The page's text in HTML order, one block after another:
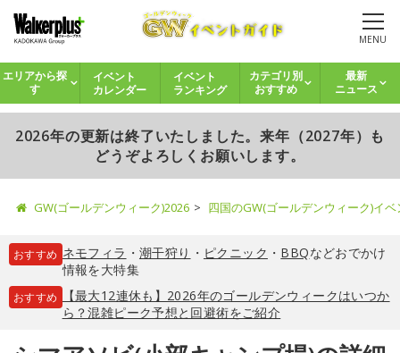
MENU
エリアから探
す
イベント
カレンダー
イベント
ランキング
カテゴリ別
おすすめ
最新
ニュース
2026年の更新は終了いたしました。来年（2027年）も
どうぞよろしくお願いします。
GW(ゴールデンウィーク)2026 四国のGW(ゴールデンウィーク)イ
おすすめ ネモフィラ ・ 潮干狩り ・ ピクニック ・ BBQなどおでかけ
情報を大特集
おすすめ
【最大12連休も】2026年のゴールデンウィークはいつか
ら？混雑ピーク予想と回避術をご紹介